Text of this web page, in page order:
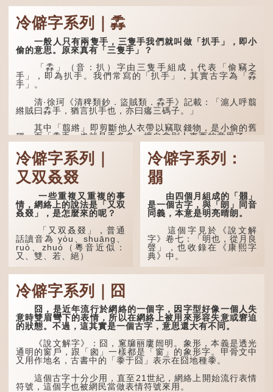
冷僻字系列｜掱
一般人只有兩隻手，三隻手我們就叫做「扒手」，即小
偷的意思。原來真有「三隻手」？
「掱」（音：扒）字由三隻手組成，代表「偷竊之
手」，即為扒手。我們常寫的「扒手」，其實古字為「掱
手」。
清·徐珂《清稗類鈔．盜賊類．掱手》記載：「滬人呼翦
綹賊曰掱手，猶言扒手也，亦曰癟三碼子。」
其中「翦綹」即剪斷他人衣帶以竊取錢物，是小偷的舊
稱。而「掱手」也就是手多多，擅自拿別人東西的意思了...
冷僻字系列｜
又双叒叕
一些重複又重複的事
情，網絡上的說法是「又双
叒叕」，是怎麼來的呢？
「又双叒叕」，普通
話讀音為 yòu、shuāng、
ruò、zhuó（粵音近似：
又、雙、若、絕）
「又」和「双」比較
易理解，前者表示再次，後
者表示一對，兩個「又」便
是「双」。
「叒」（音：若）原是
古代神話中的樹木名
稱。 《說文解字·叒部》：
「叒，日初出東方湯谷所登
榑桑，叒木也。」
「叕...
冷僻字系列：
朤
由四個月組成的「朤」
是一個古字，與「朗」同音
同義，本意是明亮晴朗。
這個字見於《說文解
字》卷七：「明也，從月良
聲」，也收錄在《康熙字
典》中。
這個字，用法頗多。
兩個卦名，這裏指天地、宇
宙等，形容政治清明，天下
太平！
「天空朤朤，任鳥兒高
飛。」也是指天清氣明，鳥
兒可高飛。
「朤朤脆脆」就是形容
辦事爽快乾脆。我們熟...
冷僻字系列｜囧
囧，是近年流行於網絡的一個字，因字型好像一個人失
意時雙眉彎下的表情，所以在網絡上被用來形容失意或窘迫
的狀態。不過，這其實是一個古字，意思還大有不同。
《說文解字》：囧，窻牖丽廔闿明。象形，本義是透光
通明的窗戶，跟「囪」一樣都是「窗」的象形字。甲骨文中
又用作地名，古書中的「黍于囧」表示在囧地種黍。
這個古字十分少用，直至21世紀，網絡上開始流行表情
符號，這個字也被網民當做表情符號來用。